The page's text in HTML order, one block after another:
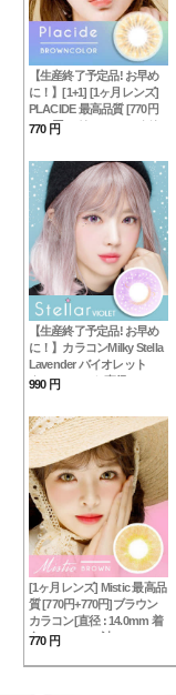
【生産終了予定品! お早め
に！】[1+1] [1ヶ月レンズ]
PLACIDE 最高品質 [770円
+770円]シリコーンハイドロ
径 : 14.2mm 着色：
13.5mm] [計2箱]COLOR選
択可能 (度あり度なし~-8.00
まで) BROWN
770 円
【生産終了予定品! お早め
に！】カラコンMilky Stella
Lavender バイオレット
★PREMIUM★[直径 :
あり度なし~-8.00までviolet
990 円
[1ヶ月レンズ] Mistic 最高品
質 [770円+770円]ブラウン
カラコン[直径 : 14.0mm 着
色：13.0mm] [計2
り度なし~-8.00まで) Brown
770 円